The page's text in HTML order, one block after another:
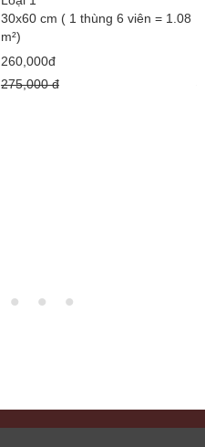
30x60 cm ( 1 thùng 6 viên = 1.08
m²)
260,000đ
275,000 đ